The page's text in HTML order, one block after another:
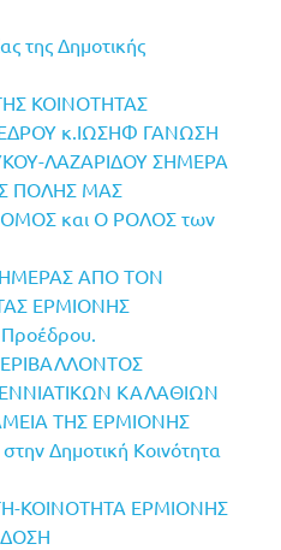
της Δημοτικής
ΚΟΙΝΟΤΗΤΑΣ
κ.ΙΩΣΗΦ ΓΑΝΩΣΗ
ΛΑΖΑΡΙΔΟΥ ΣΗΜΕΡΑ
ΠΟΛΗΣ ΜΑΣ
και Ο ΡΟΛΟΣ των
ΑΠΟ ΤΟΝ
ΕΡΜΙΟΝΗΣ
ΚΑΛΑΘΙΩΝ
ΤΗΣ ΕΡΜΙΟΝΗΣ
Δημοτική Κοινότητα
ΚΟΙΝΟΤΗΤΑ ΕΡΜΙΟΝΗΣ